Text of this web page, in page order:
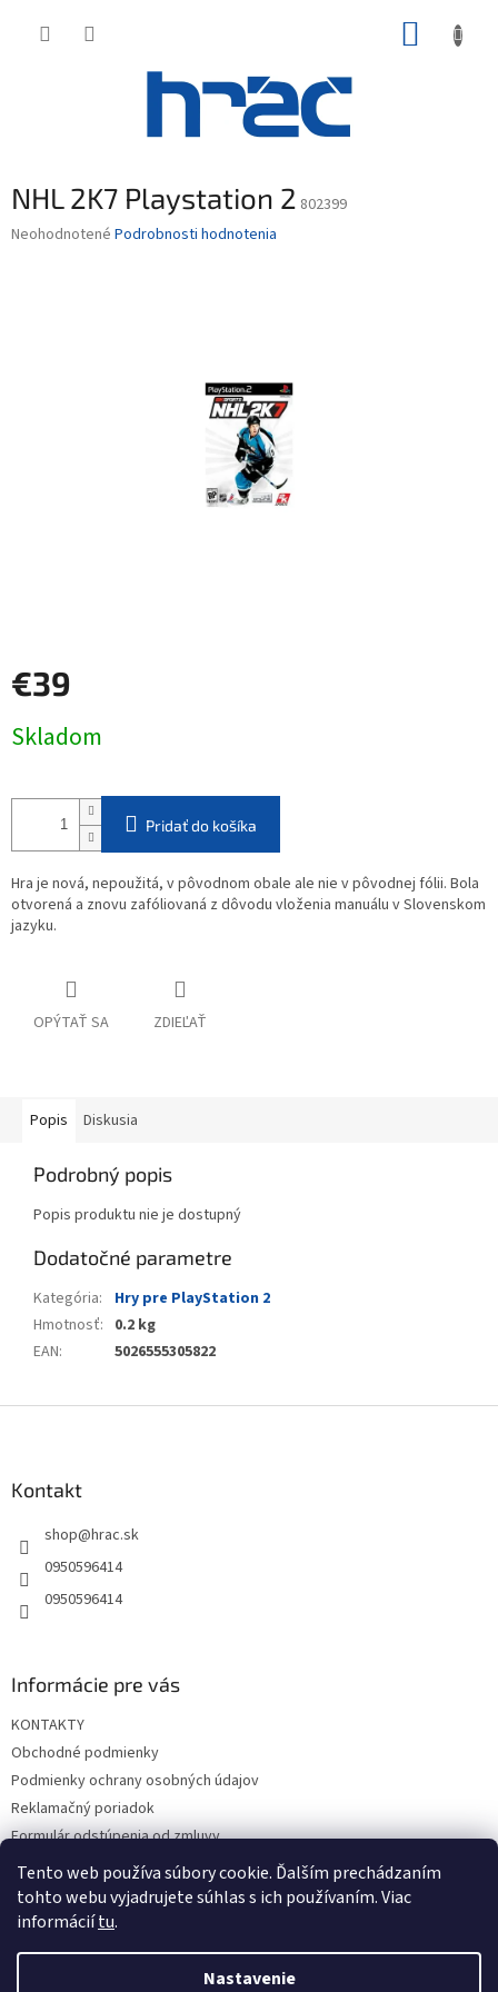
Tento web používa súbory cookie. Ďalším prechádzaním
tohto webu vyjadrujete súhlas s ich používaním. Viac
informáciítu.
Nastavenie
NHL 2K7 Playstation 2 802399
Priemerné
Neohodnotené Podrobnosti hodnotenia
€39
cena:
Skladom
Pridať do košíka
Hra je nová, nepoužitá, v pôvodnom obale ale nie v pôvodnej fólii. Bola
otvorená a znovu zafóliovaná z dôvodu vloženia manuálu v Slovenskom
jazyku.
OPÝTAŤ SA ZDIEĽAŤ
Popis Diskusia
Podrobný popis
Popis produktu nie je dostupný
Dodatočné parametre
Kategória:
Hry pre PlayStation 2
Hmotnosť: 0.2 kg
EAN: 5026555305822
Kontakt
shop@hrac.sk
0950596414
0950596414
Informácie pre vás
KONTAKTY
Obchodné podmienky
Podmienky ochrany osobných údajov
Reklamačný poriadok
Formulár odstúpenia od zmluvy
Reklamačný formulár